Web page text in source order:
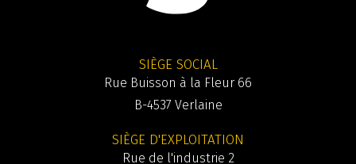
SIÈGE SOCIAL
Rue Buisson à la Fleur 66
B-4537 Verlaine
SIÈGE D'EXPLOITATION
Rue de l'industrie 2